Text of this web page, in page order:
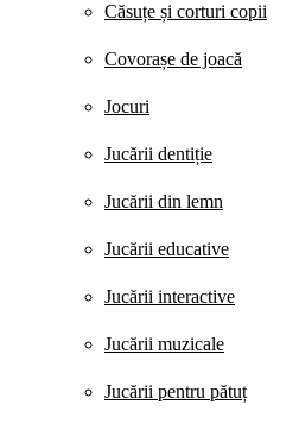
Căsuțe și corturi copii
Covorașe de joacă
Jocuri
Jucării dentiție
Jucării din lemn
Jucării educative
Jucării interactive
Jucării muzicale
Jucării pentru pătuț